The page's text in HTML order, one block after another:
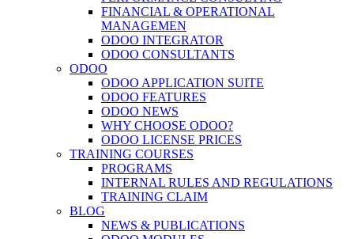
FINANCIAL & OPERATIONAL
MANAGEMEN
ODOO INTEGRATOR
ODOO CONSULTANTS
ODOO
ODOO APPLICATION SUITE
ODOO FEATURES
ODOO NEWS
WHY CHOOSE ODOO?
ODOO LICENSE PRICES
TRAINING COURSES
PROGRAMS
INTERNAL RULES AND REGULATIONS
TRAINING CLAIM
BLOG
NEWS & PUBLICATIONS